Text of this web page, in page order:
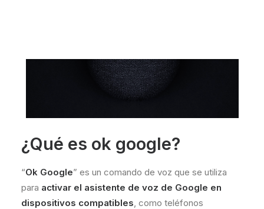
¿Qué es ok google?
“Ok Google” es un comando de voz que se utiliza
para activar el asistente de voz de Google en
dispositivos compatibles , como teléfonos